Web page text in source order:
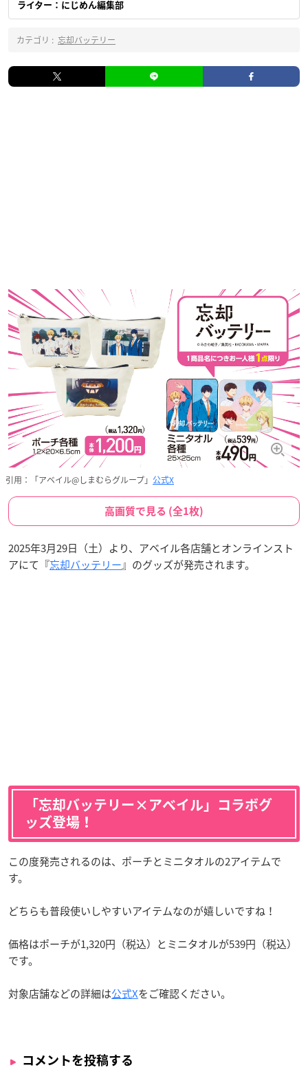
ライター：にじめん編集部
カテゴリ : 忘却バッテリー
引用：「アベイル@しまむらグループ」 公式X
高画質で見る (全1枚)
2025年3月29日（土）より、アベイル各店舗とオンラインスト
アにて『忘却バッテリー』のグッズが発売されます。
「忘却バッテリー×アベイル」コラボグ
ッズ登場！
この度発売されるのは、ポーチとミニタオルの2アイテムで
す。
どちらも普段使いしやすいアイテムなのが嬉しいですね！
価格はポーチが1,320円（税込）とミニタオルが539円（税込）
です。
対象店舗などの詳細は公式Xをご確認ください。
コメントを投稿する